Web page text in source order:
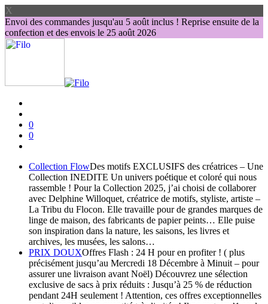
X
Envoi des commandes jusqu'au 5 août inclus ! Reprise ensuite de la
confection et des envois le 25 août 2026
0
0
Collection FlowDes motifs EXCLUSIFS des créatrices – Une
Collection INEDITE Un univers poétique et coloré qui nous
rassemble ! Pour la Collection 2025, j’ai choisi de collaborer
avec Delphine Willoquet, créatrice de motifs, styliste, artiste –
La Tribu du Flocon. Elle travaille pour de grandes marques de
linge de maison, des fabricants de papier peints… Elle puise
son inspiration dans la nature, les saisons, les livres et
archives, les musées, les salons…
PRIX DOUXOffres Flash : 24 H pour en profiter ! ( plus
précisément jusqu’au Mercredi 18 Décembre à Minuit – pour
assurer une livraison avant Noël) Découvrez une sélection
exclusive de sacs à prix réduits : Jusqu’à 25 % de réduction
pendant 24H seulement ! Attention, ces offres exceptionnelles